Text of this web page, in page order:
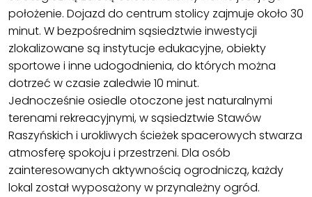
położenie. Dojazd do centrum stolicy zajmuje około 30
minut. W bezpośrednim sąsiedztwie inwestycji
zlokalizowane są instytucje edukacyjne, obiekty
sportowe i inne udogodnienia, do których można
dotrzeć w czasie zaledwie 10 minut.
Jednocześnie osiedle otoczone jest naturalnymi
terenami rekreacyjnymi, w sąsiedztwie Stawów
Raszyńskich i urokliwych ścieżek spacerowych stwarza
atmosferę spokoju i przestrzeni. Dla osób
zainteresowanych aktywnością ogrodniczą, każdy
lokal został wyposażony w przynależny ogród.